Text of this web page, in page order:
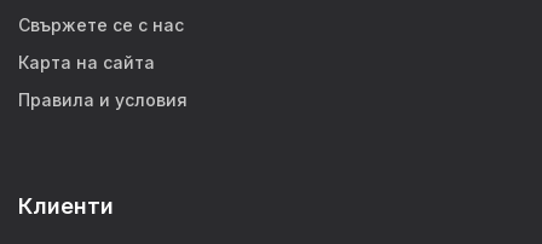
Свържете се с нас
Карта на сайта
Правила и условия
Клиенти